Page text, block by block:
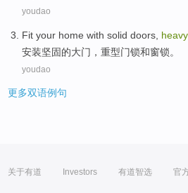
youdao
Fit your home with solid doors heavy
安装坚固的大门 ， 重型门锁和窗锁。
youdao
更多双语例句
关于有道 Investors 有道智选 官